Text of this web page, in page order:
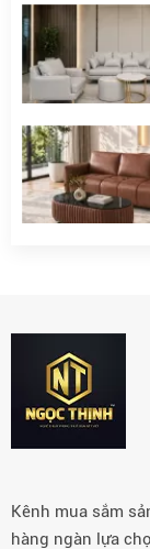
Kênh mua sắm
hàng ngàn lựa